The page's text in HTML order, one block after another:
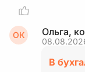
ОК Ольга,
В